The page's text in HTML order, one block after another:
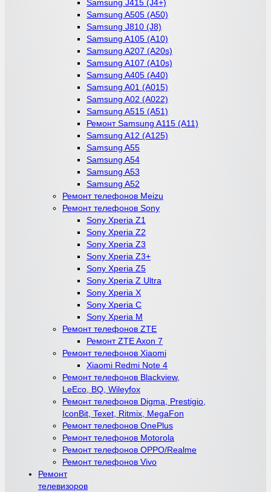
Samsung J415 (J4+)
Samsung A505 (A50)
Samsung J810 (J8)
Samsung A105 (A10)
Samsung A207 (A20s)
Samsung A107 (A10s)
Samsung A405 (A40)
Samsung A01 (A015)
Samsung A02 (A022)
Samsung A515 (A51)
Ремонт Samsung A115 (A11)
Samsung A12 (A125)
Samsung A55
Samsung A54
Samsung A53
Samsung A52
Ремонт телефонов Meizu
Ремонт телефонов Sony
Sony Xperia Z1
Sony Xperia Z2
Sony Xperia Z3
Sony Xperia Z3+
Sony Xperia Z5
Sony Xperia Z Ultra
Sony Xperia X
Sony Xperia C
Sony Xperia M
Ремонт телефонов ZTE
Ремонт ZTE Axon 7
Ремонт телефонов Xiaomi
Xiaomi Redmi Note 4
Ремонт телефонов Blackview,
LeEco, BQ, Wileyfox
Ремонт телефонов Digma, Prestigio,
IconBit, Texet, Ritmix, MegaFon
Ремонт телефонов OnePlus
Ремонт телефонов Motorola
Ремонт телефонов OPPO/Realme
Ремонт телефонов Vivo
Ремонт
телевизоров